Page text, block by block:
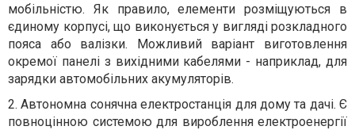
мобільністю. Як правило, елементи розміщуються в
єдиному корпусі, що виконується у вигляді розкладного
пояса або валізки. Можливий варіант виготовлення
окремої панелі з вихідними кабелями - наприклад, для
зарядки автомобільних акумуляторів.
2. Автономна сонячна електростанція для дому та дачі. Є
повноцінною системою для вироблення електроенергії